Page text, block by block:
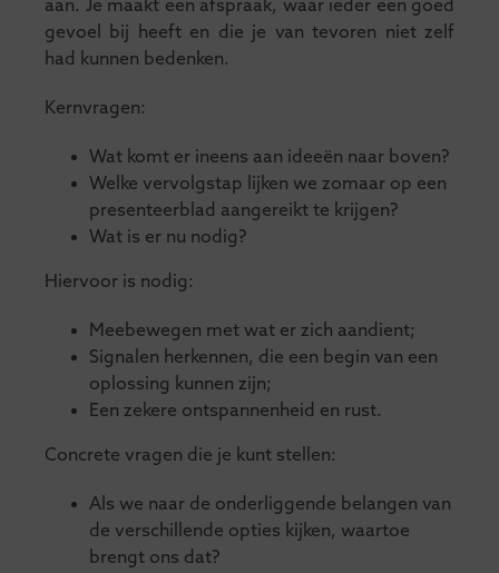
aan. Je maakt een afspraak, waar ieder een goed
gevoel bij heeft en die je van tevoren niet zelf
had kunnen bedenken.
Kernvragen:
Wat komt er ineens aan ideeën naar boven?
Welke vervolgstap lijken we zomaar op een
presenteerblad aangereikt te krijgen?
Wat is er nu nodig?
Hiervoor is nodig:
Meebewegen met wat er zich aandient;
Signalen herkennen, die een begin van een
oplossing kunnen zijn;
Een zekere ontspannenheid en rust.
Concrete vragen die je kunt stellen:
Als we naar de onderliggende belangen van
de verschillende opties kijken, waartoe
brengt ons dat?